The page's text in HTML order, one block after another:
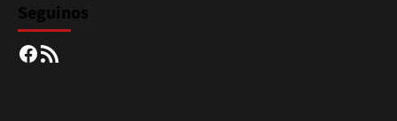
Seguinos
Facebook
RSS